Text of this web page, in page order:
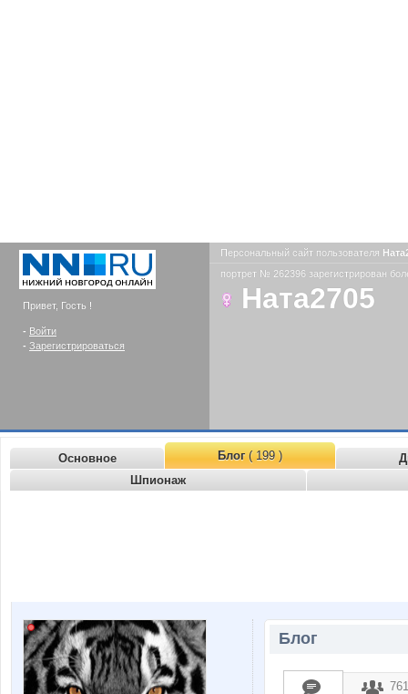
Привет, Гость !
- Войти
- Зарегистрироваться
Персональный сайт пользователя
портрет № 262396 зарегистрирован
Ната2705
Основное Блог( 199 )
Шпионаж
Блог
761